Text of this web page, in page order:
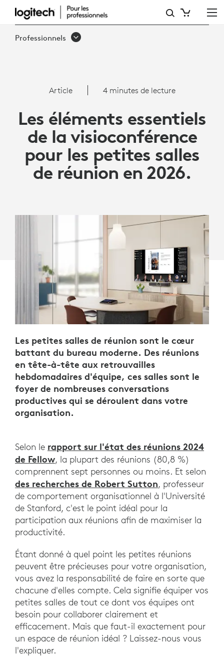
LES
ÉLÉMENTS
VISIOCONFÉRENCE
POUR
PETITES
SALLES
RÉUNION
2026.
Professionnels
Article 4 minutes de lecture
Les éléments essentiels
de la visioconférence
pour les petites salles
de réunion en 2026.
Les petites salles de réunion sont le cœur
battant du bureau moderne. Des réunions
en tête-à-tête aux retrouvailles
hebdomadaires d'équipe, ces salles sont le
foyer de nombreuses conversations
productives qui se déroulent dans votre
organisation.
Selon le rapport sur l'état des réunions 2024
de Fellow, la plupart des réunions (80,8 %)
comprennent sept personnes ou moins. Et selon
des recherches de Robert Sutton, professeur
de comportement organisationnel à l'Université
de Stanford, c'est le point idéal pour la
participation aux réunions afin de maximiser la
productivité.
Étant donné à quel point les petites réunions
peuvent être précieuses pour votre organisation,
vous avez la responsabilité de faire en sorte que
chacune d'elles compte. Cela signifie équiper vos
petites salles de tout ce dont vos équipes ont
besoin pour collaborer clairement et
efficacement. Mais que faut-il exactement pour
un espace de réunion idéal ? Laissez-nous vous
l'expliquer.